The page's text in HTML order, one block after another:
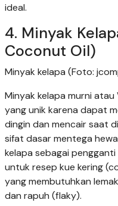
ideal.
4. Minyak
Coconut Oil)
Minyak kelapa (Foto:
Minyak kelapa murni
yang unik karena dapat
dingin dan mencair saat
sifat dasar mentega
kelapa sebagai
untuk resep kue kering
yang membutuhkan
dan rapuh (flaky).